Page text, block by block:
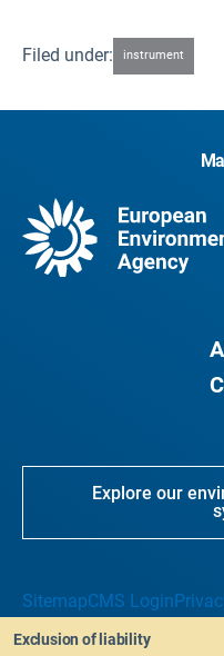
Filed under: instrument
Explore our
SitemapCMS Login
Exclusion of liability